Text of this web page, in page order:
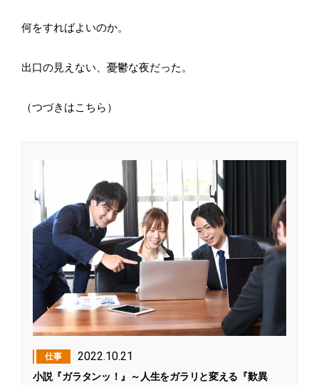
何をすればよいのか。
出口の見えない、憂鬱な夜だった。
（つづきはこちら）
仕事 2022.10.21
小説『ガラタンッ！』～人生をガラリと変える『歎異